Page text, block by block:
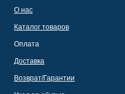
О нас
Каталог товаров
Оплата
Доставка
Возврат/Гарантии